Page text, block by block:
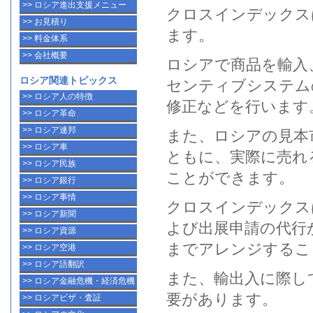
クロスインデック
ます。
ロシアで商品を輸
センティブシステ
修正などを行います
また、
ロシアの見
ともに、実際に売
ことができます。
クロスインデック
よび出展申請の代
までアレンジする
また、輸出入に際し
要があります。
>> ロシア進出支援メニュー
>> お見積り
>> 料金体系
>> 会社概要
ロシア関連トピックス
>> ロシア人の特徴
>> ロシア革命
>> ロシア連邦
>> ロシア車
>> ロシア民族
>> ロシア銀行
>> ロシア事情
>> ロシア新聞
>> ロシア資源
>> ロシア空港
>> ロシア語翻訳
>> ロシア金融危機・経済危機
>> ロシアビザ・査証